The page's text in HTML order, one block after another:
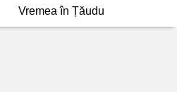
Vremea în Țăudu